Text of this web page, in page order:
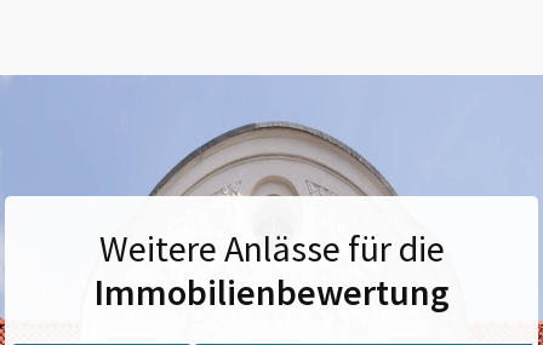
Weitere Anlässe für die
Immobilienbewertung